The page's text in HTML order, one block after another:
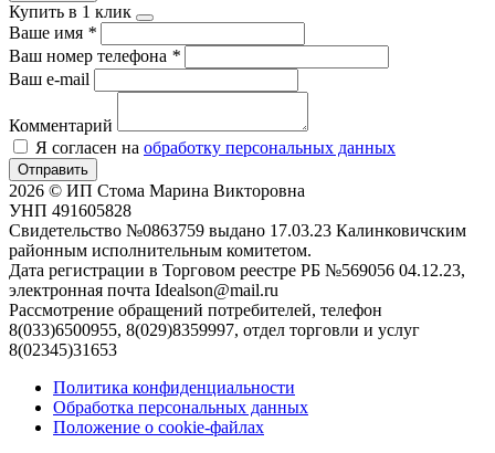
Купить в 1 клик
Ваше имя *
Ваш номер телефона *
Ваш e-mail
Комментарий
Я согласен на обработку персональных данных
Отправить
2026 © ИП Стома Марина Викторовна
УНП 491605828
Свидетельство №0863759 выдано 17.03.23 Калинковичским
районным исполнительным комитетом.
Дата регистрации в Торговом реестре РБ №569056 04.12.23,
электронная почта Idealson@mail.ru
Рассмотрение обращений потребителей, телефон
8(033)6500955, 8(029)8359997, отдел торговли и услуг
8(02345)31653
Политика конфиденциальности
Обработка персональных данных
Положение о cookie-файлах